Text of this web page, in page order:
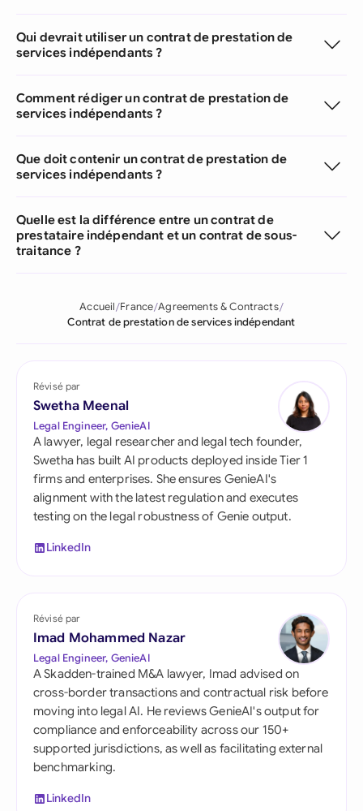
Qui devrait utiliser un contrat de prestation de
services indépendants ?
Comment rédiger un contrat de prestation de
services indépendants ?
Que doit contenir un contrat de prestation de
services indépendants ?
Quelle est la différence entre un contrat de
prestataire indépendant et un contrat de sous-
traitance ?
Accueil France Agreements & Contracts
Contrat de prestation de services indépendant
Révisé par
Swetha Meenal
Legal Engineer, GenieAI
A lawyer, legal researcher and legal tech founder,
Swetha has built AI products deployed inside Tier 1
firms and enterprises. She ensures GenieAI's
alignment with the latest regulation and executes
testing on the legal robustness of Genie output.
LinkedIn
Révisé par
Imad Mohammed Nazar
Legal Engineer, GenieAI
A Skadden-trained M&A lawyer, Imad advised on
cross-border transactions and contractual risk before
moving into legal AI. He reviews GenieAI's output for
compliance and enforceability across our 150+
supported jurisdictions, as well as facilitating external
benchmarking.
LinkedIn